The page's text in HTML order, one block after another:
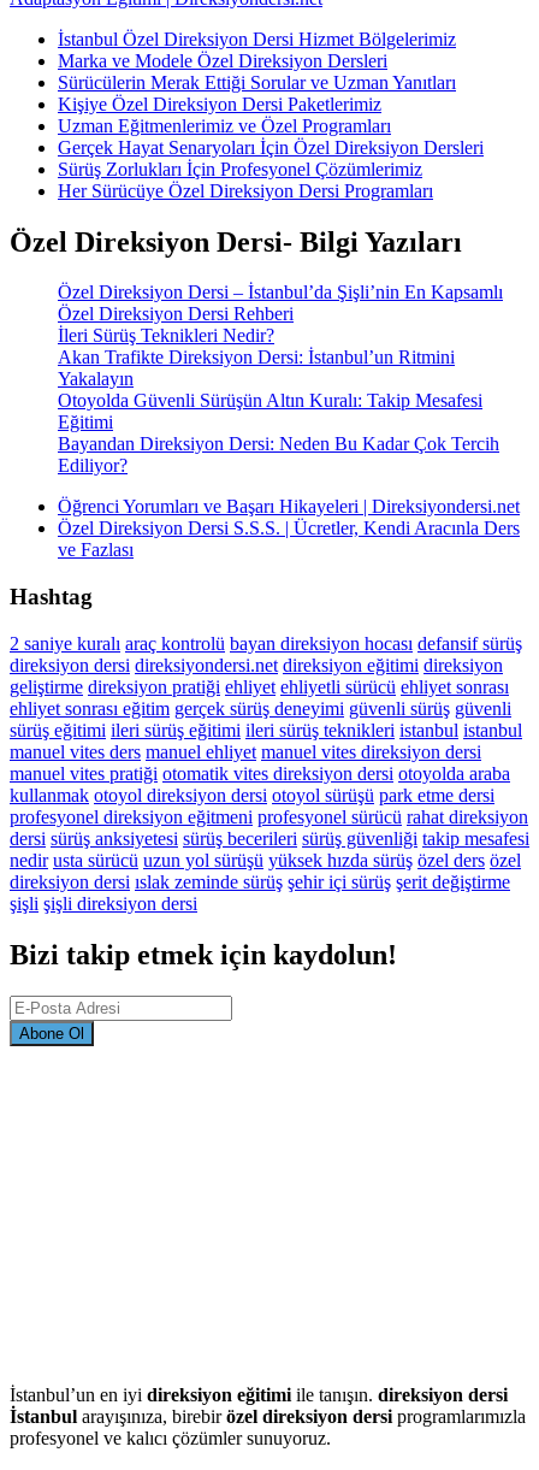
İstanbul Özel Direksiyon Dersi Hizmet Bölgelerimiz
Marka ve Modele Özel Direksiyon Dersleri
Sürücülerin Merak Ettiği Sorular ve Uzman Yanıtları
Kişiye Özel Direksiyon Dersi Paketlerimiz
Uzman Eğitmenlerimiz ve Özel Programları
Gerçek Hayat Senaryoları İçin Özel Direksiyon Dersleri
Sürüş Zorlukları İçin Profesyonel Çözümlerimiz
Her Sürücüye Özel Direksiyon Dersi Programları
Özel Direksiyon Dersi- Bilgi Yazıları
Özel Direksiyon Dersi – İstanbul’da Şişli’nin En Kapsamlı
Özel Direksiyon Dersi Rehberi
İleri Sürüş Teknikleri Nedir?
Akan Trafikte Direksiyon Dersi: İstanbul’un Ritmini
Yakalayın
Otoyolda Güvenli Sürüşün Altın Kuralı: Takip Mesafesi
Eğitimi
Bayandan Direksiyon Dersi: Neden Bu Kadar Çok Tercih
Ediliyor?
Öğrenci Yorumları ve Başarı Hikayeleri | Direksiyondersi.net
Özel Direksiyon Dersi S.S.S. | Ücretler, Kendi Aracınla Ders
ve Fazlası
Hashtag
2 saniye kuralı araç kontrolü bayan direksiyon hocası defansif sürüş
direksiyon dersi direksiyondersi.net direksiyon eğitimi direksiyon
geliştirme direksiyon pratiği ehliyet ehliyetli sürücü ehliyet sonrası
ehliyet sonrası eğitim gerçek sürüş deneyimi güvenli sürüş güvenli
sürüş eğitimi ileri sürüş eğitimi ileri sürüş teknikleri istanbul istanbul
manuel vites ders manuel ehliyet manuel vites direksiyon dersi
manuel vites pratiği otomatik vites direksiyon dersi otoyolda araba
kullanmak otoyol direksiyon dersi otoyol sürüşü park etme dersi
profesyonel direksiyon eğitmeni profesyonel sürücü rahat direksiyon
dersi sürüş anksiyetesi sürüş becerileri sürüş güvenliği takip mesafesi
nedir usta sürücü uzun yol sürüşü yüksek hızda sürüş özel ders özel
direksiyon dersi ıslak zeminde sürüş şehir içi sürüş şerit değiştirme
şişli şişli direksiyon dersi
Bizi takip etmek için kaydolun!
Abone Ol
İstanbul’un en iyi direksiyon eğitimi ile tanışın. direksiyon dersi
İstanbul arayışınıza, birebirözel direksiyon dersi programlarımızla
profesyonel ve kalıcı çözümler sunuyoruz.